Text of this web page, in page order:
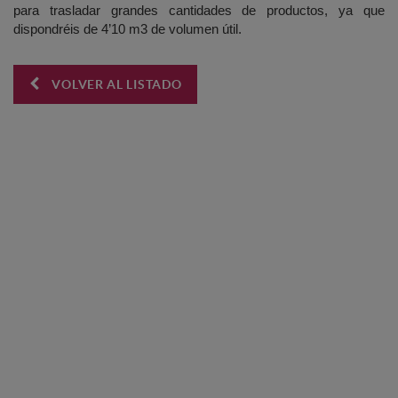
para trasladar grandes cantidades de productos, ya que
dispondréis de 4’10 m3 de volumen útil.
VOLVER AL LISTADO